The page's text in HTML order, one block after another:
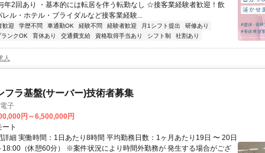
年2回あり ・基本的には転居を伴う転勤なし ☆接客業経験者歓迎！飲
レル・ホテル・ブライダルなど接客業経験...
歓迎 学歴不問 車通勤OK 経験不問 経験者歓迎 月1シフト提出
研修あり
ランクOK 育休あり 交通費支給 資格取得手当あり シフト制 社割あり
人
フラ基盤(サーバー)技術者募集
子
円～6,500,000円
ト
詳細 実働時間：1日あたり8時間 平均勤務日数：1ヶ月あたり19日 〜 20日
18:00（休憩60分） ※案件状況により時間外勤務が 発生する場合がござ